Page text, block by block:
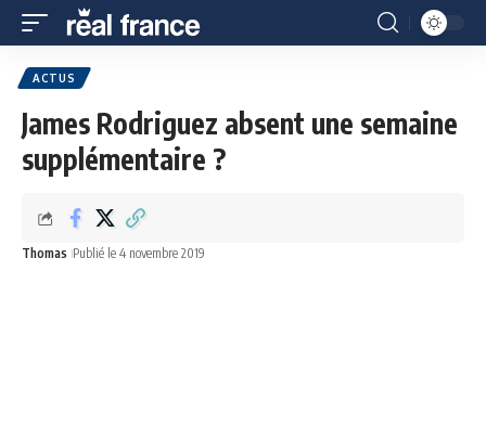
ACTUS
James Rodriguez absent une semaine
supplémentaire ?
Thomas Publié le 4 novembre 2019